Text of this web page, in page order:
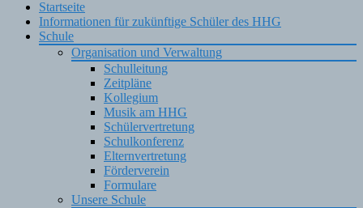
Skip
content
Startseite
Informationen für zukünftige Schüler des HHG
Schule
Organisation und Verwaltung
Schulleitung
Zeitpläne
Kollegium
Musik am HHG
Schülervertretung
Schulkonferenz
Elternvertretung
Förderverein
Formulare
Unsere Schule